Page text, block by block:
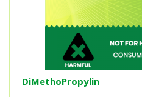
DiMethoPropylin